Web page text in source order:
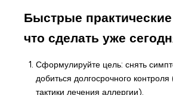
Быстрые
что сделать уже
Сформулируйте цель: снять
добиться долгосрочного
тактики лечения аллергии).